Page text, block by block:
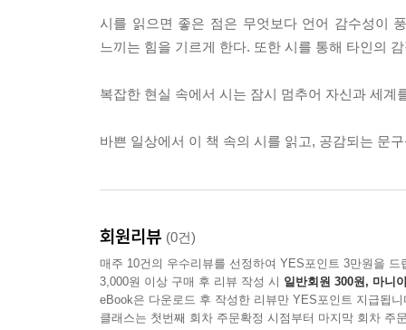
시를 읽으면 좋은 점은 무엇보다 언어 감수성이
느끼는 힘을 기르게 한다. 또한 시를 통해 타인의
복잡한 현실 속에서 시는 잠시 멈추어 자신과 세
바쁜 일상에서 이 책 속의 시를 읽고, 공감되는 문
회원리뷰 (0건)
매주 10건의 우수리뷰를 선정하여 YES포인트 3만원을 드
3,000원 이상 구매 후 리뷰 작성 시 일반회원 300원, 마니
eBook은 다운로드 후 작성한 리뷰만 YES포인트 지급됩니
클래스는 첫번째 회차 주문확정 시점부터 마지막 회차 주